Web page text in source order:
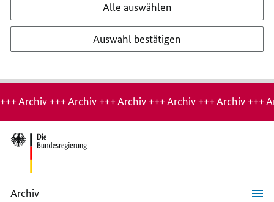
Alle auswählen
Auswahl bestätigen
Hinweis:
Archiv-
Seite
+++ Archiv +++ Archiv +++ Archiv +++ Archiv +++ Archiv +++
Archiv